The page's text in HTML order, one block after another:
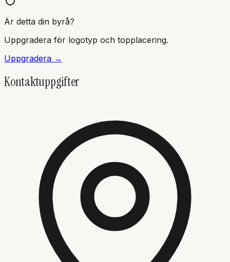
Är detta din byrå?
Uppgradera för logotyp och topplacering.
Uppgradera →
Kontaktuppgifter